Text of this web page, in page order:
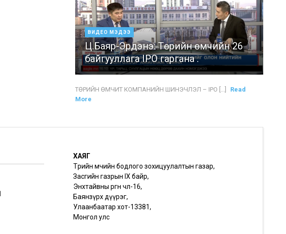
ВИДЕО МЭДЭЭ
Ц.Баяр-Эрдэнэ: Төрийн өмчийн 26
байгууллага IPO гаргана .
ТӨРИЙН ӨМЧИТ КОМПАНИЙН ШИНЭЧЛЭЛ – IPO [...]
Read
More
ХАЯГ
Төрийн өмчийн бодлого зохицуулалтын газар,
Засгийн газрын IX байр,
Энхтайвны өргөн чөлөө-16,
Баянзүрх дүүрэг,
Улаанбаатар хот-13381,
Монгол улс